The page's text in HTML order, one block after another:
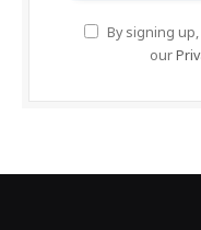
By signing
our